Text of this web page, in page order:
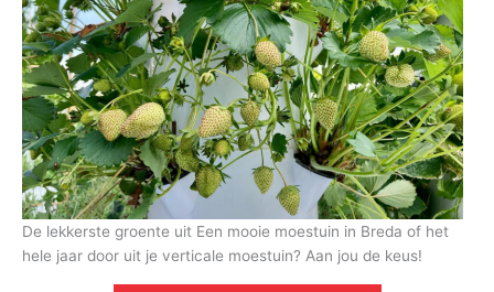
De lekkerste groente uit Een mooie moestuin in Breda of het
hele jaar door uit je verticale moestuin? Aan jou de keus!